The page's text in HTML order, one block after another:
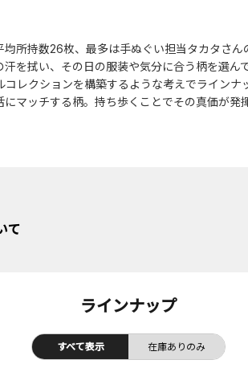
均所持数26枚、最多は手ぬぐい担当タカタさ
汗を拭い、その日の服装や気分に合う柄を選ん
コレクションを構築するような考えでラインナ
にマッチする柄。持ち歩くことでその真価が発
て
ラインナップ
すべて表示 在庫ありのみ